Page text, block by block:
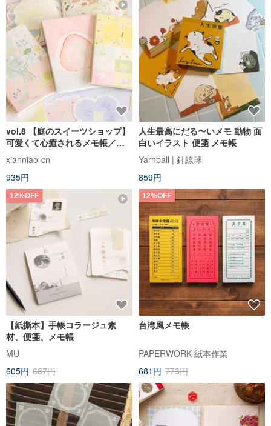
vol.8 【庭のスイーツショップ】
可愛くて心癒されるメモ帳／塩
系
xianniao-cn
935円
人生最高にだる〜いメモ 動物 面
白いイラスト 便箋 メモ帳
Yarnball | 針線球
859円
12%OFF
【紙撕本】手帳コラージュ素
材、便箋、メモ帳
MU
605円 687円
12%OFF
台湾風メモ帳
PAPERWORK 紙本作業
681円 773円